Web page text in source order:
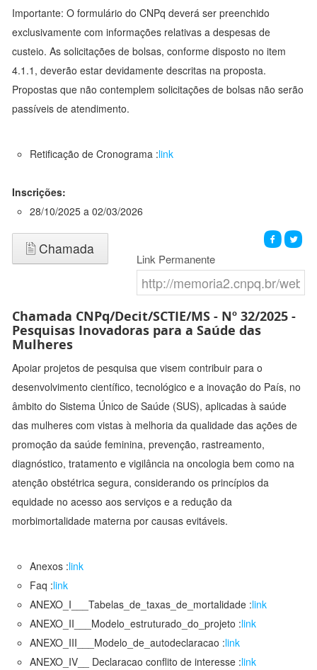
Importante: O formulário do CNPq deverá ser preenchido
exclusivamente com informações relativas a despesas de
custeio. As solicitações de bolsas, conforme disposto no item
4.1.1, deverão estar devidamente descritas na proposta.
Propostas que não contemplem solicitações de bolsas não serão
passíveis de atendimento.
Retificação de Cronograma :link
Inscrições:
28/10/2025 a 02/03/2026
Chamada
Link Permanente
Chamada CNPq/Decit/SCTIE/MS - Nº 32/2025 -
Pesquisas Inovadoras para a Saúde das
Mulheres
Apoiar projetos de pesquisa que visem contribuir para o
desenvolvimento científico, tecnológico e a inovação do País, no
âmbito do Sistema Único de Saúde (SUS), aplicadas à saúde
das mulheres com vistas à melhoria da qualidade das ações de
promoção da saúde feminina, prevenção, rastreamento,
diagnóstico, tratamento e vigilância na oncologia bem como na
atenção obstétrica segura, considerando os princípios da
equidade no acesso aos serviços e a redução da
morbimortalidade materna por causas evitáveis.
Anexos :link
Faq :link
ANEXO_I___Tabelas_de_taxas_de_mortalidade :link
ANEXO_II___Modelo_estruturado_do_projeto :link
ANEXO_III___Modelo_de_autodeclaracao :link
ANEXO_IV__ Declaracao conflito de interesse :link